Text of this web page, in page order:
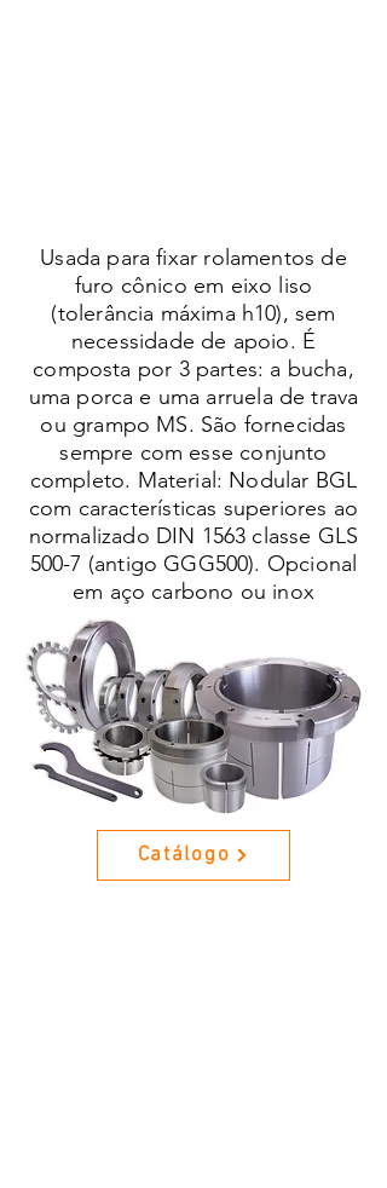
Usada para fixar rolamentos de
furo cônico em eixo liso
(tolerância máxima h10), sem
necessidade de apoio. É
composta por 3 partes: a bucha,
uma porca e uma arruela de trava
ou grampo MS. São fornecidas
sempre com esse conjunto
completo. Material: Nodular BGL
com características superiores ao
normalizado DIN 1563 classe GLS
500-7 (antigo GGG500). Opcional
em aço carbono ou inox
Catálogo